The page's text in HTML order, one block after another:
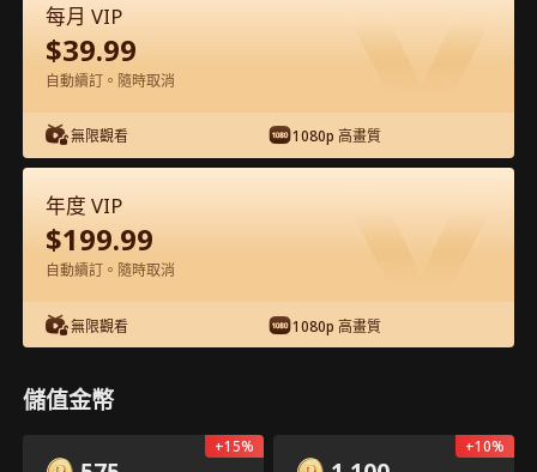
第11集 - 冰山總裁不能「愛」！火熱護士
來拯救 完整影片
1-50 51-60
11 12
935
APP專屬：免費解鎖 開啟
每月 VIP
$39.99
自動續訂。隨時取消
無限觀看 1080p 高畫質
年度 VIP
$199.99
自動續訂。隨時取消
無限觀看 1080p 高畫質
儲值金幣
+15% +10%